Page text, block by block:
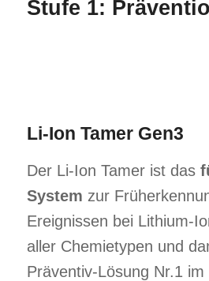
Stufe 1:
Li-Ion Tamer Gen3
Der Li-Ion Tamer ist das
System zur
Ereignissen bei Lithium-
aller Chemietypen und
Präventiv-Lösung Nr.1